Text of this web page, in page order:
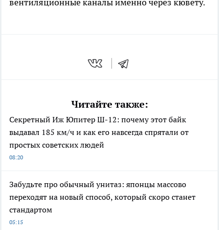
вентиляционные каналы именно через кювету.
Читайте также:
Секретный Иж Юпитер Ш-12: почему этот байк
выдавал 185 км/ч и как его навсегда спрятали от
простых советских людей
08:20
Забудьте про обычный унитаз: японцы массово
переходят на новый способ, который скоро станет
стандартом
05:15